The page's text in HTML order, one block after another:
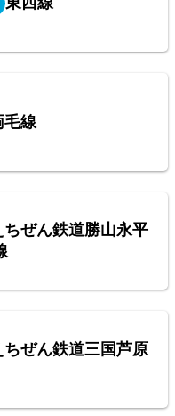
崎線
配線略図1975
クス
1975
クス
毛線
ちぜん鉄道勝山永平
ちぜん鉄道三国芦原